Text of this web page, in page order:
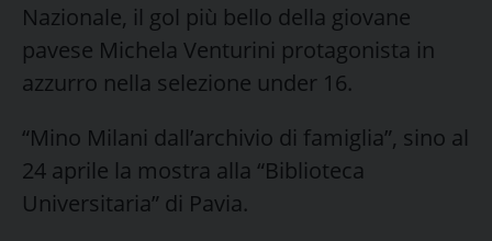
Nazionale, il gol più bello della giovane
pavese Michela Venturini protagonista in
azzurro nella selezione under 16.
“Mino Milani dall’archivio di famiglia”, sino al
24 aprile la mostra alla “Biblioteca
Universitaria” di Pavia.